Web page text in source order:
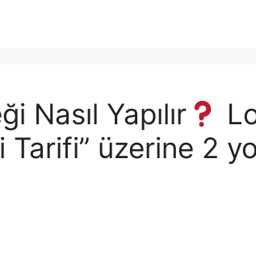
Nasıl Yapılır
Tarifi” üzerine 2